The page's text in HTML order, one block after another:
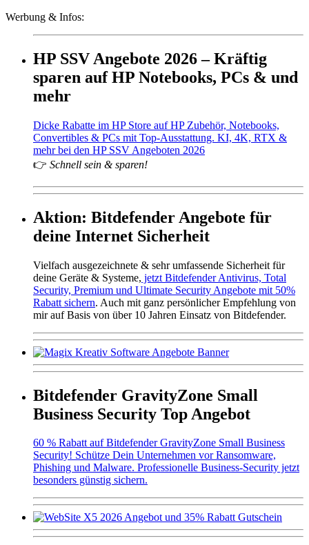
Werbung & Infos:
HP SSV Angebote 2026 – Kräftig
sparen auf HP Notebooks, PCs & und
mehr
Dicke Rabatte im HP Store auf HP Zubehör, Notebooks,
Convertibles & PCs mit Top-Ausstattung. KI, 4K, RTX &
mehr bei den HP SSV Angeboten 2026
👉 Schnell sein & sparen!
Aktion: Bitdefender Angebote für
deine Internet Sicherheit
Vielfach ausgezeichnete & sehr umfassende Sicherheit für
deine Geräte & Systeme, jetzt Bitdefender Antivirus, Total
Security, Premium und Ultimate Security Angebote mit 50%
Rabatt sichern. Auch mit ganz persönlicher Empfehlung von
mir auf Basis von über 10 Jahren Einsatz von Bitdefender.
Bitdefender GravityZone Small
Business Security Top Angebot
60 % Rabatt auf Bitdefender GravityZone Small Business
Security! Schütze Dein Unternehmen vor Ransomware,
Phishing und Malware. Professionelle Business-Security jetzt
besonders günstig sichern.